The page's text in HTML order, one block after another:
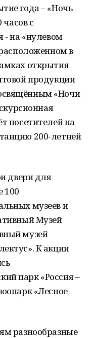
года – «Ночь
часов с
- на «нулевом
в
открытия
продукции
«Ночи
посетителей на
200-летней
двери для
100
музеев и
Музей
музей
К акции
парк «Россия –
«Лесное
разнообразные